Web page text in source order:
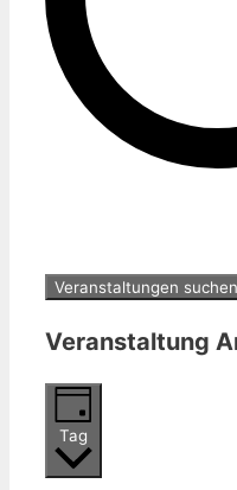
Veranstaltungen suchen
Veranstaltung
Tag